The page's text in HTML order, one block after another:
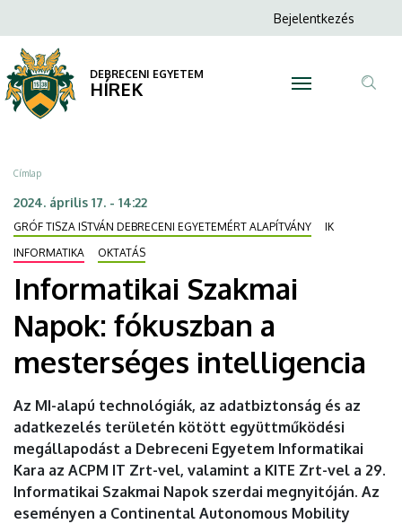
Szakmai
Napok:
fókuszban
a
mesterséges
intelligencia
DEBRECENI
EGYETEM
a
tartalomra
Anonim
menüje
Bejelentkezés
DEBRECENI EGYETEM
HÍREK
Morzsa
Címlap
2024. április 17. - 14:22
GRÓF TISZA ISTVÁN DEBRECENI EGYETEMÉRT ALAPÍTVÁNY
IK
INFORMATIKA
OKTATÁS
Informatikai Szakmai
Napok: fókuszban a
mesterséges intelligencia
Az MI-alapú technológiák, az adatbiztonság és az
adatkezelés területén kötött együttműködési
megállapodást a Debreceni Egyetem Informatikai
Kara az ACPM IT Zrt-vel, valamint a KITE Zrt-vel a 29.
Informatikai Szakmai Napok szerdai megnyitóján. Az
eseményen a Continental Autonomous Mobility